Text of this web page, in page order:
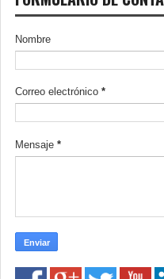
Nombre
Correo electrónico *
Mensaje *